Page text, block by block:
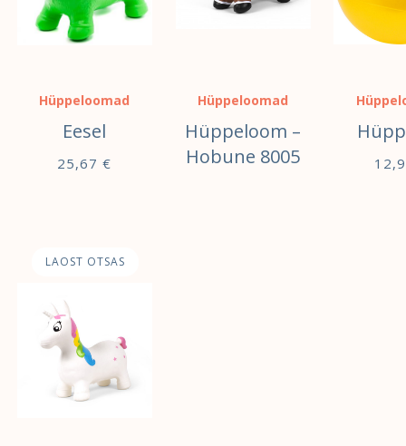
Hüppeloomad
Eesel
25,67 €
Hüppeloomad
Hüppeloom –
Hobune 8005
LAOST OTSAS